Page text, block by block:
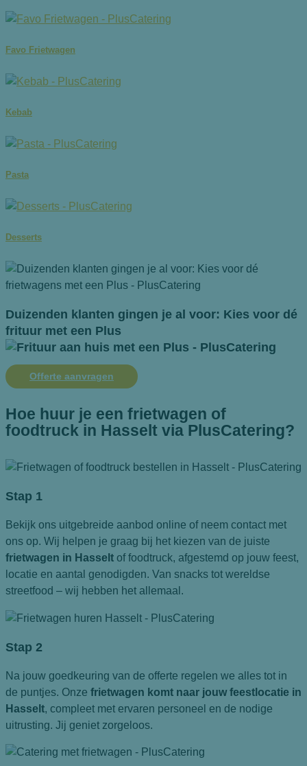
Favo Frietwagen
Kebab
Pasta
Desserts
Duizenden klanten gingen je al voor: Kies voor dé
frituur met een Plus
Offerte aanvragen
Hoe huur je een frietwagen of
foodtruck in Hasselt via PlusCatering?
Stap 1
Bekijk ons uitgebreide aanbod online of neem contact met
ons op. Wij helpen je graag bij het kiezen van de juiste
frietwagen in Hasselt of foodtruck, afgestemd op jouw feest,
locatie en aantal genodigden. Van snacks tot wereldse
streetfood – wij hebben het allemaal.
Stap 2
Na jouw goedkeuring van de offerte regelen we alles tot in
de puntjes. Onze frietwagen komt naar jouw feestlocatie in
Hasselt, compleet met ervaren personeel en de nodige
uitrusting. Jij geniet zorgeloos.